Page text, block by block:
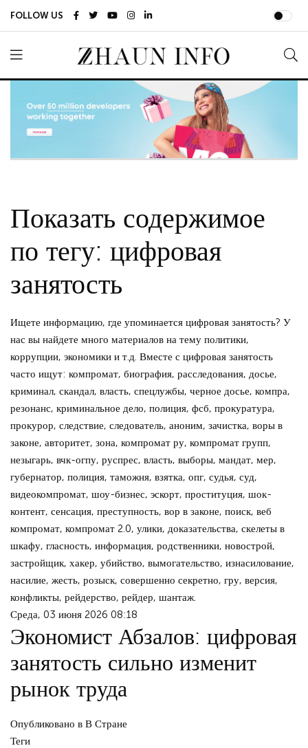
FOLLOW US
Показать содержимое
по тегу: цифровая
занятость
Ищете информацию, где упоминается цифровая занятость? У
нас вы найдете много материалов на тему политики,
коррупции, экономики и т.д. Вместе с цифровая занятость
часто ищут: компромат, биография, расследования, досье,
криминал, скандал, власть, спецлужбы, черное досье, компра,
резонанс, криминальное дело, полиция, фсб, прокуратура,
прокурор, следствие, следователь, аноним, зачистка, воры в
законе, авторитет, зона, компромат ру, компромат групп,
незыгарь, вчк-огпу, руспрес, власть, выборы, мандат, мер,
губернатор, полиция, таможня, взятка, опг, судья, суд,
видеокомпромат, шоу-бизнес, эскорт, проституция, шок-
контент, сенсация, преступность, вор в законе, поиск, веб
компромат, компромат 2.0, улики, доказательства, скелеты в
шкафу, гласность, информация, родственники, новострой,
застройщик, хакер, убийство, вымогательство, изнасилование,
насилие, жесть, розыск, совершенно секретно, гру, версия,
конфликты, рейдерство, рейдер, шантаж.
Среда, 03 июня 2026 08:18
Экономист Абзалов: цифровая
занятость сильно изменит
рынок труда
Опубликовано в В Стране
Теги